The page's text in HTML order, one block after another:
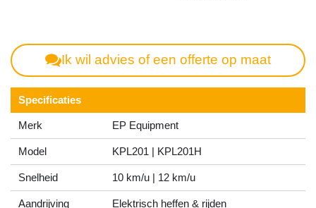
Ik wil advies of een offerte op maat
Specificaties
Merk EP Equipment
Model KPL201 | KPL201H
Snelheid 10 km/u | 12 km/u
Aandrijving Elektrisch heffen & rijden